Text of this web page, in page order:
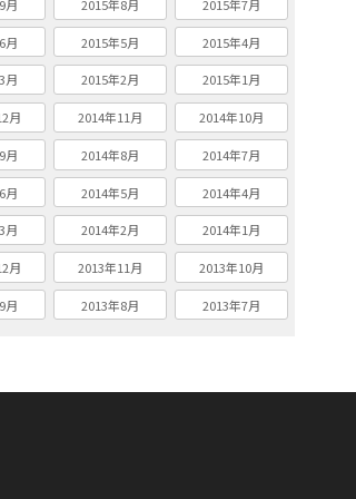
月 2015年8月 2015年7月
月 2015年5月 2015年4月
月 2015年2月 2015年1月
月 2014年11月 2014年10月
月 2014年8月 2014年7月
月 2014年5月 2014年4月
月 2014年2月 2014年1月
月 2013年11月 2013年10月
月 2013年8月 2013年7月